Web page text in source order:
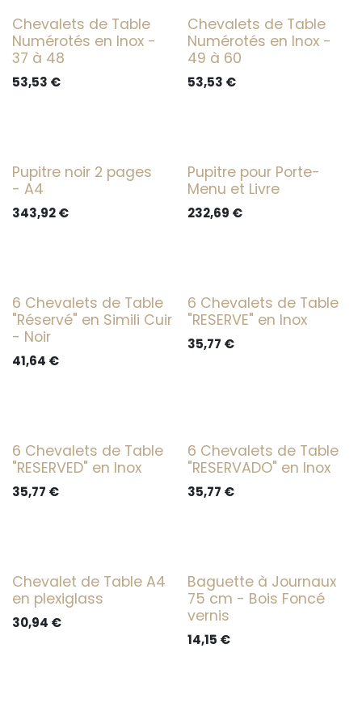
Chevalets de Table
Numérotés en Inox -
37 à 48
53,53 €
Chevalets de Table
Numérotés en Inox -
49 à 60
53,53 €
Pupitre noir 2 pages
- A4
343,92€
Pupitre pour Porte-
Menu et Livre
232,69 €
6 Chevalets de Table
"Réservé" en Simili Cuir
- Noir
41,64 €
6 Chevalets de Table
"RESERVE" en Inox
35,77 €
6 Chevalets de Table
"RESERVED" en Inox
35,77 €
6 Chevalets de Table
"RESERVADO" en Inox
35,77 €
Chevalet de Table A4
en plexiglass
30,94 €
Baguette à Journaux
75 cm - Bois Foncé
vernis
14,15 €